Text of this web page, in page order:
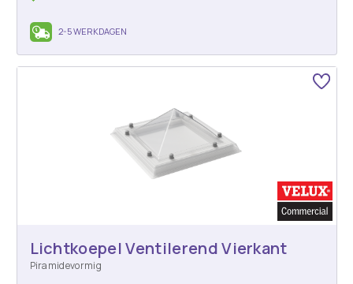
2-5 WERKDAGEN
Lichtkoepel Ventilerend Vierkant
Piramidevormig